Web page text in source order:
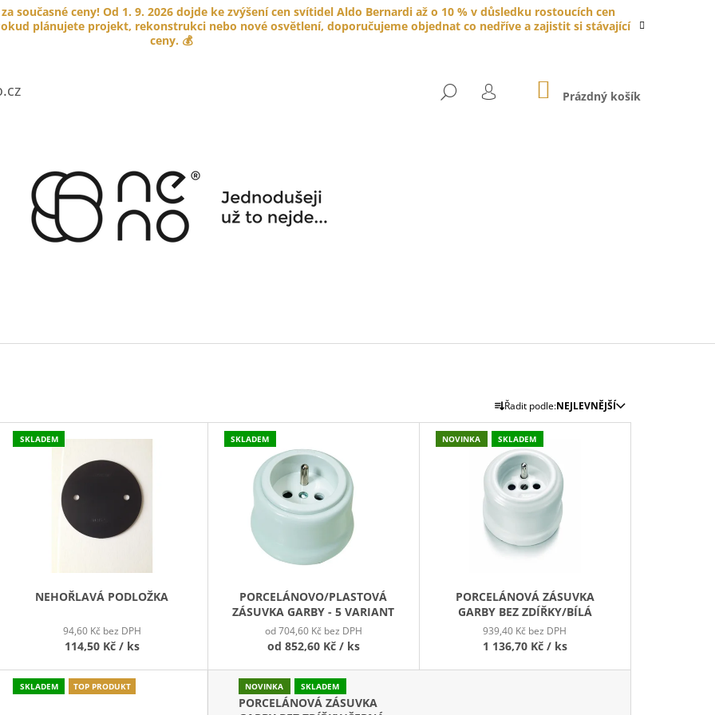
současné ceny! Od 1. 9. 2026 dojde ke zvýšení cen svítidel Aldo Bernardi až o 10 % v důsledku rostoucích cen
plánujete projekt, rekonstrukci nebo nové osvětlení, doporučujeme objednat co nedříve a zajistit si stávající
ceny. 💰
HLEDAT
PŘIHLÁŠENÍ
NÁKUPNÍ
KOŠÍK
Prázdný košík
Ř
A
Z
E
N
P
R
D
U
K
T
Ů
Řadit podle:NEJLEVNĚJŠÍ
SKLADEM
NEHOŘLAVÁ PODLOŽKA
94,60 Kč bez DPH
114,50 Kč / ks
SKLADEM
PORCELÁNOVO/PLASTOVÁ
ZÁSUVKA GARBY - 5 VARIANT
od 704,60 Kč bez DPH
od 852,60 Kč / ks
NOVINKA SKLADEM
PORCELÁNOVÁ ZÁSUVKA
GARBY BEZ ZDÍŘKY/BÍLÁ
939,40 Kč bez DPH
1 136,70 Kč / ks
SKLADEM TOP PRODUKT NOVINKA SKLADEM
PORCELÁNOVÁ ZÁSUVKA
CO POTŘEBUJETE NAJÍT?
DOPORUČUJEME
HNĚDÁ